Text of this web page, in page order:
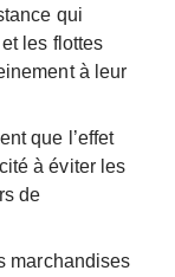
qui
les flottes
à leur
que l’effet
à éviter les
de
marchandises